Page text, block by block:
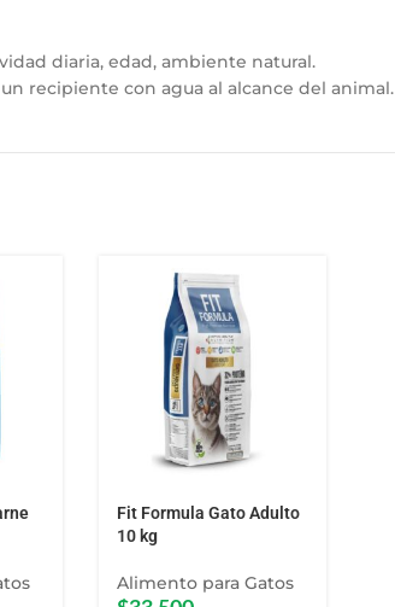
diaria, edad, ambiente natural.
recipiente con agua al alcance del animal.
Fit Formula Gato Adulto
10 kg
Alimento para Gatos